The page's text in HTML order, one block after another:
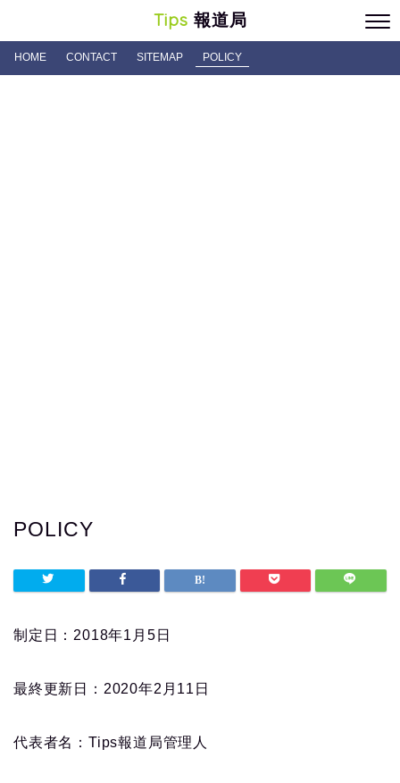
Tips 報道局
HOME CONTACT SITEMAP POLICY
POLICY
制定日：2018年1月5日
最終更新日：2020年2月11日
代表者名：Tips報道局管理人